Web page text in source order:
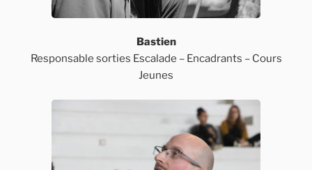
Bastien
Responsable sorties Escalade – Encadrants – Cours
Jeunes